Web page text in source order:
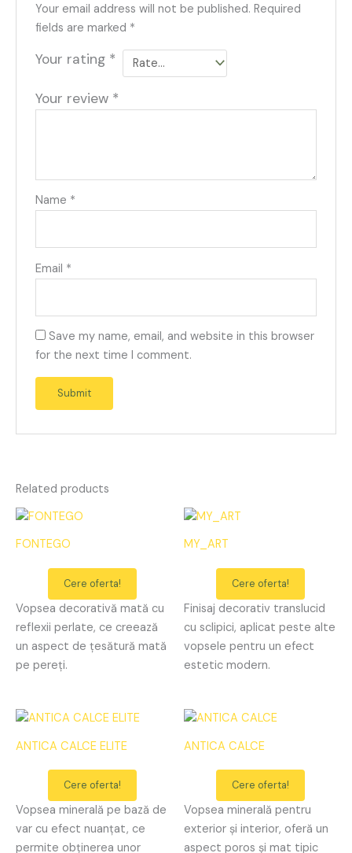
Your email address will not be published. Required
fields are marked *
Your rating *
Your review *
Name *
Email *
Save my name, email, and website in this browser
for the next time I comment.
Related products
FONTEGO
Cere oferta!
Vopsea decorativă mată cu
reflexii perlate, ce creează
un aspect de țesătură mată
pe pereți.
MY_ART
Cere oferta!
Finisaj decorativ translucid
cu sclipici, aplicat peste alte
vopsele pentru un efect
estetic modern.
ANTICA CALCE ELITE
Cere oferta!
Vopsea minerală pe bază de
var cu efect nuanțat, ce
permite obținerea unor
ANTICA CALCE
Cere oferta!
Vopsea minerală pentru
exterior și interior, oferă un
aspect poros și mat tipic